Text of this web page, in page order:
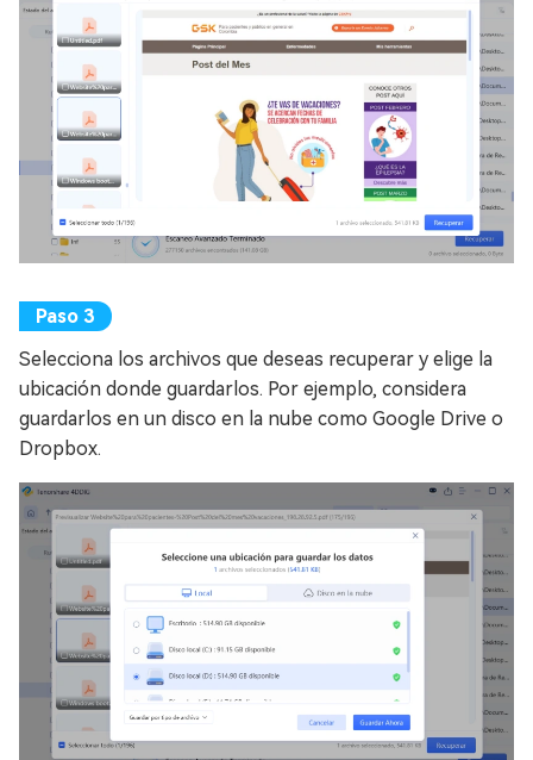
Selecciona los archivos que deseas recuperar y elige la
ubicación donde guardarlos. Por ejemplo, considera
guardarlos en un disco en la nube como Google Drive o
Dropbox.